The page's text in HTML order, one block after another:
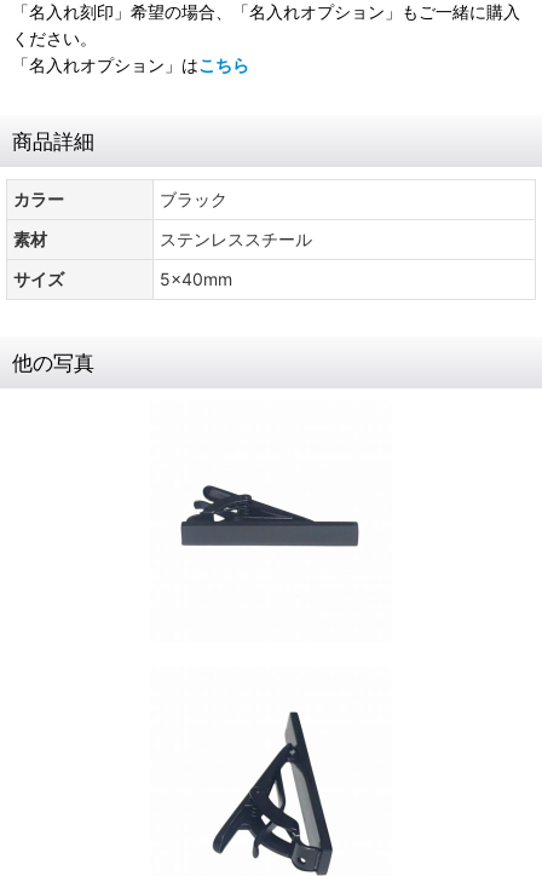
「名入れ刻印」希望の場合、「名入れオプション」もご一緒に購入
ください。
「名入れオプション」はこちら
商品詳細
カラー
ブラック
素材
ステンレススチール
サイズ
5x40mm
他の写真